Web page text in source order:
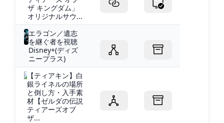
ザ キングダム」
オリジナルサウ...
エラゴン／遺志
を継ぐ者を視聴
Disney+(ディズ
ニープラス)
【ティアキン】白
銀ライネルの場所
と倒し方・入手素
材【ゼルダの伝説
ティアーズオブ
ザ...